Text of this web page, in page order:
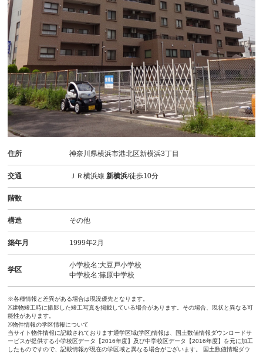
住所 神奈川県横浜市港北区新横浜3丁目
交通 ＪＲ横浜線新横浜/徒歩10分
階数
構造 その他
築年月 1999年2月
学区
小学校名:大豆戸小学校
中学校名:篠原中学校
※各種情報と差異がある場合は現況優先となります。
※建物竣工時に撮影した竣工写真を掲載している場合があります。その場合、現状と異なる可
能性があります。
※物件情報の学区情報について
当サイト物件情報に記載されております通学区域(学区)情報は、国土数値情報ダウンロードサ
ービスが提供する小学校区データ【2016年度】及び中学校区データ【2016年度】を元に加工
したものですので、記載情報が現在の学区域と異なる場合がございます。 国土数値情報ダウ